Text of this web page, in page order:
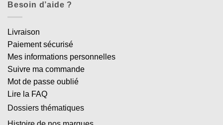
Besoin d’aide ?
Livraison
Paiement sécurisé
Mes informations personnelles
Suivre ma commande
Mot de passe oublié
Lire la FAQ
Dossiers thématiques